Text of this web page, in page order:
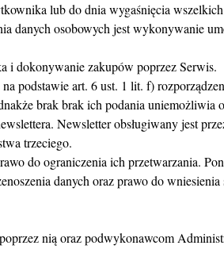
lub do dnia wygaśnięcia
danych osobowych jest wykonywanie
i dokonywanie zakupów poprzez Serwis.
podstawie art. 6 ust. 1 lit. f)
brak brak ich podania uniemożliwia
Newsletter obsługiwany jest
trzeciego.
do ograniczenia ich przetwarzania.
danych oraz prawo do
nią oraz podwykonawcom